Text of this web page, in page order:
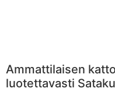
Ammattilaisen
luotettavasti